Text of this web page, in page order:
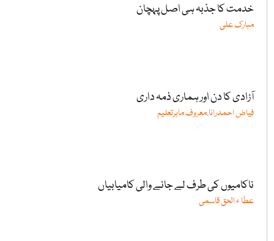
خدمت کا جذبہ ہی اصل پہچان
مبارک علی
آزادی کا دن اور ہماری ذمہ داری
فیاض احمدرانا،معروف ماہرتعلیم
ناکامیوں کی طرف لے جانے والی کامیابیاں
عطا ء الحق قاسمی